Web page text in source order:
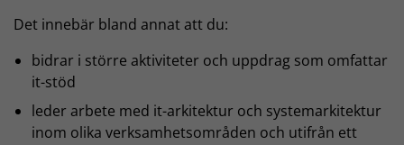
Det innebär bland annat att du:
bidrar i större aktiviteter och uppdrag som omfattar
it-stöd
leder arbete med it-arkitektur och systemarkitektur
inom olika verksamhetsområden och utifrån ett